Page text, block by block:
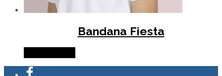
Bandana Fiesta